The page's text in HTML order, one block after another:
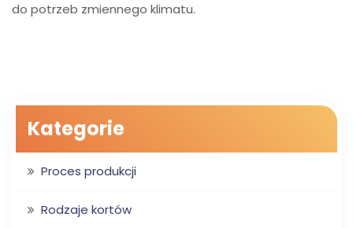
do potrzeb zmiennego klimatu.
Kategorie
Proces produkcji
Rodzaje kortów